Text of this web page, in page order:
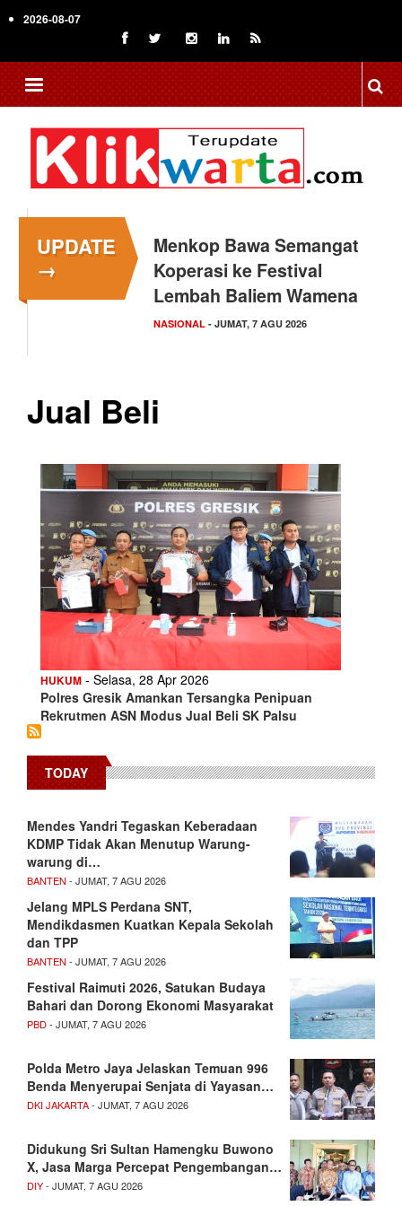
to
content
2026-08-07
UPDATE
→
Menkop Bawa Semangat
Koperasi ke Festival
Lembah Baliem Wamena
NASIONAL - JUMAT, 7 AGU 2026
Jual Beli
HUKUM - Selasa, 28 Apr 2026
Polres Gresik Amankan Tersangka Penipuan
Rekrutmen ASN Modus Jual Beli SK Palsu
TODAY
Mendes Yandri Tegaskan Keberadaan
KDMP Tidak Akan Menutup Warung-
warung di…
BANTEN - JUMAT, 7 AGU 2026
Jelang MPLS Perdana SNT,
Mendikdasmen Kuatkan Kepala Sekolah
dan TPP
BANTEN - JUMAT, 7 AGU 2026
Festival Raimuti 2026, Satukan Budaya
Bahari dan Dorong Ekonomi Masyarakat
PBD- JUMAT, 7 AGU 2026
Polda Metro Jaya Jelaskan Temuan 996
Benda Menyerupai Senjata di Yayasan…
DKI JAKARTA- JUMAT, 7 AGU 2026
Didukung Sri Sultan Hamengku Buwono
X, Jasa Marga Percepat Pengembangan…
DIY- JUMAT, 7 AGU 2026